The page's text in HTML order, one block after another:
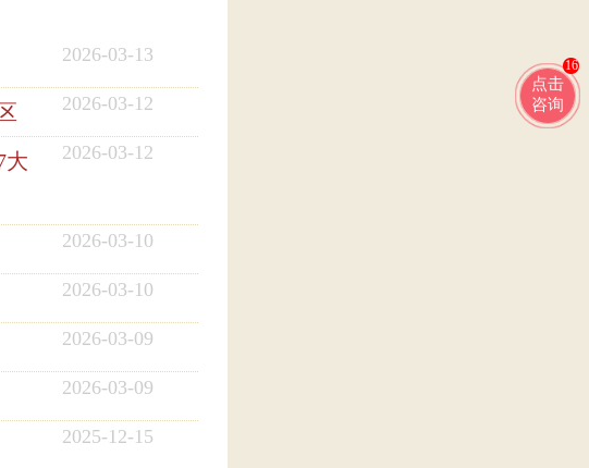
2026-03-13
2026-03-12
大
2026-03-12
2026-03-10
2026-03-10
2026-03-09
2026-03-09
2025-12-15
点击
咨询
16